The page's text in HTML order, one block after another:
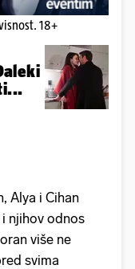
18+
Alya i Cihan
njihov odnos
više ne
svima